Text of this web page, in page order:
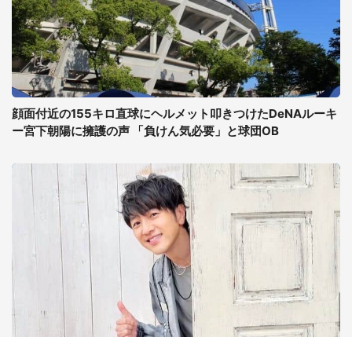
顔面付近の155キロ直球にヘルメット叩きつけたDeNAルーキ
ー宮下朝陽に擁護の声 「負けん気必要」と球団OB